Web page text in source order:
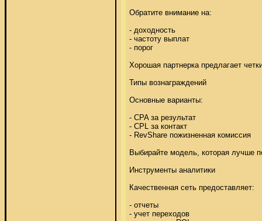
Обратите внимание на:
- доходность
- частоту выплат
- порог
Хорошая партнерка предлагает
Типы вознаграждений
Основные варианты:
- CPA за результат
- CPL за контакт
- RevShare пожизненная комиссия
Выбирайте модель, которая лучше
Инструменты аналитики
Качественная сеть предоставляет:
- отчеты
- учет переходов